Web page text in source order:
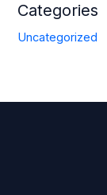
Categories
Uncategorized